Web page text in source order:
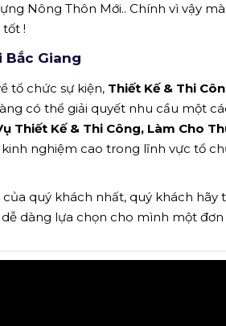
Nông Thôn Mới.. Chính vì vậy
!
Bắc Giang
tổ chức sự kiện, Thiết Kế & Thi
có thể giải quyết nhu cầu một
Thiết Kế & Thi Công, Làm Cho
nghiệm cao trong lĩnh vực tổ
quý khách nhất, quý khách hãy
dàng lựa chọn cho mình một đơn